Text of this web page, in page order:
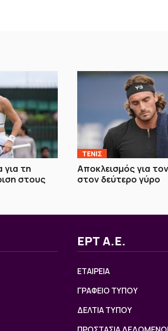
για τη
στους
ΤΕΝΙΣ
Αποκλεισμός για
στον δεύτερο γύρο
ΕΡΤ Α.Ε.
ΕΤΑΙΡΕΙΑ
ΓΡΑΦΕΙΟ ΤΥΠΟΥ
ΔΕΛΤΙΑ ΤΥΠΟΥ